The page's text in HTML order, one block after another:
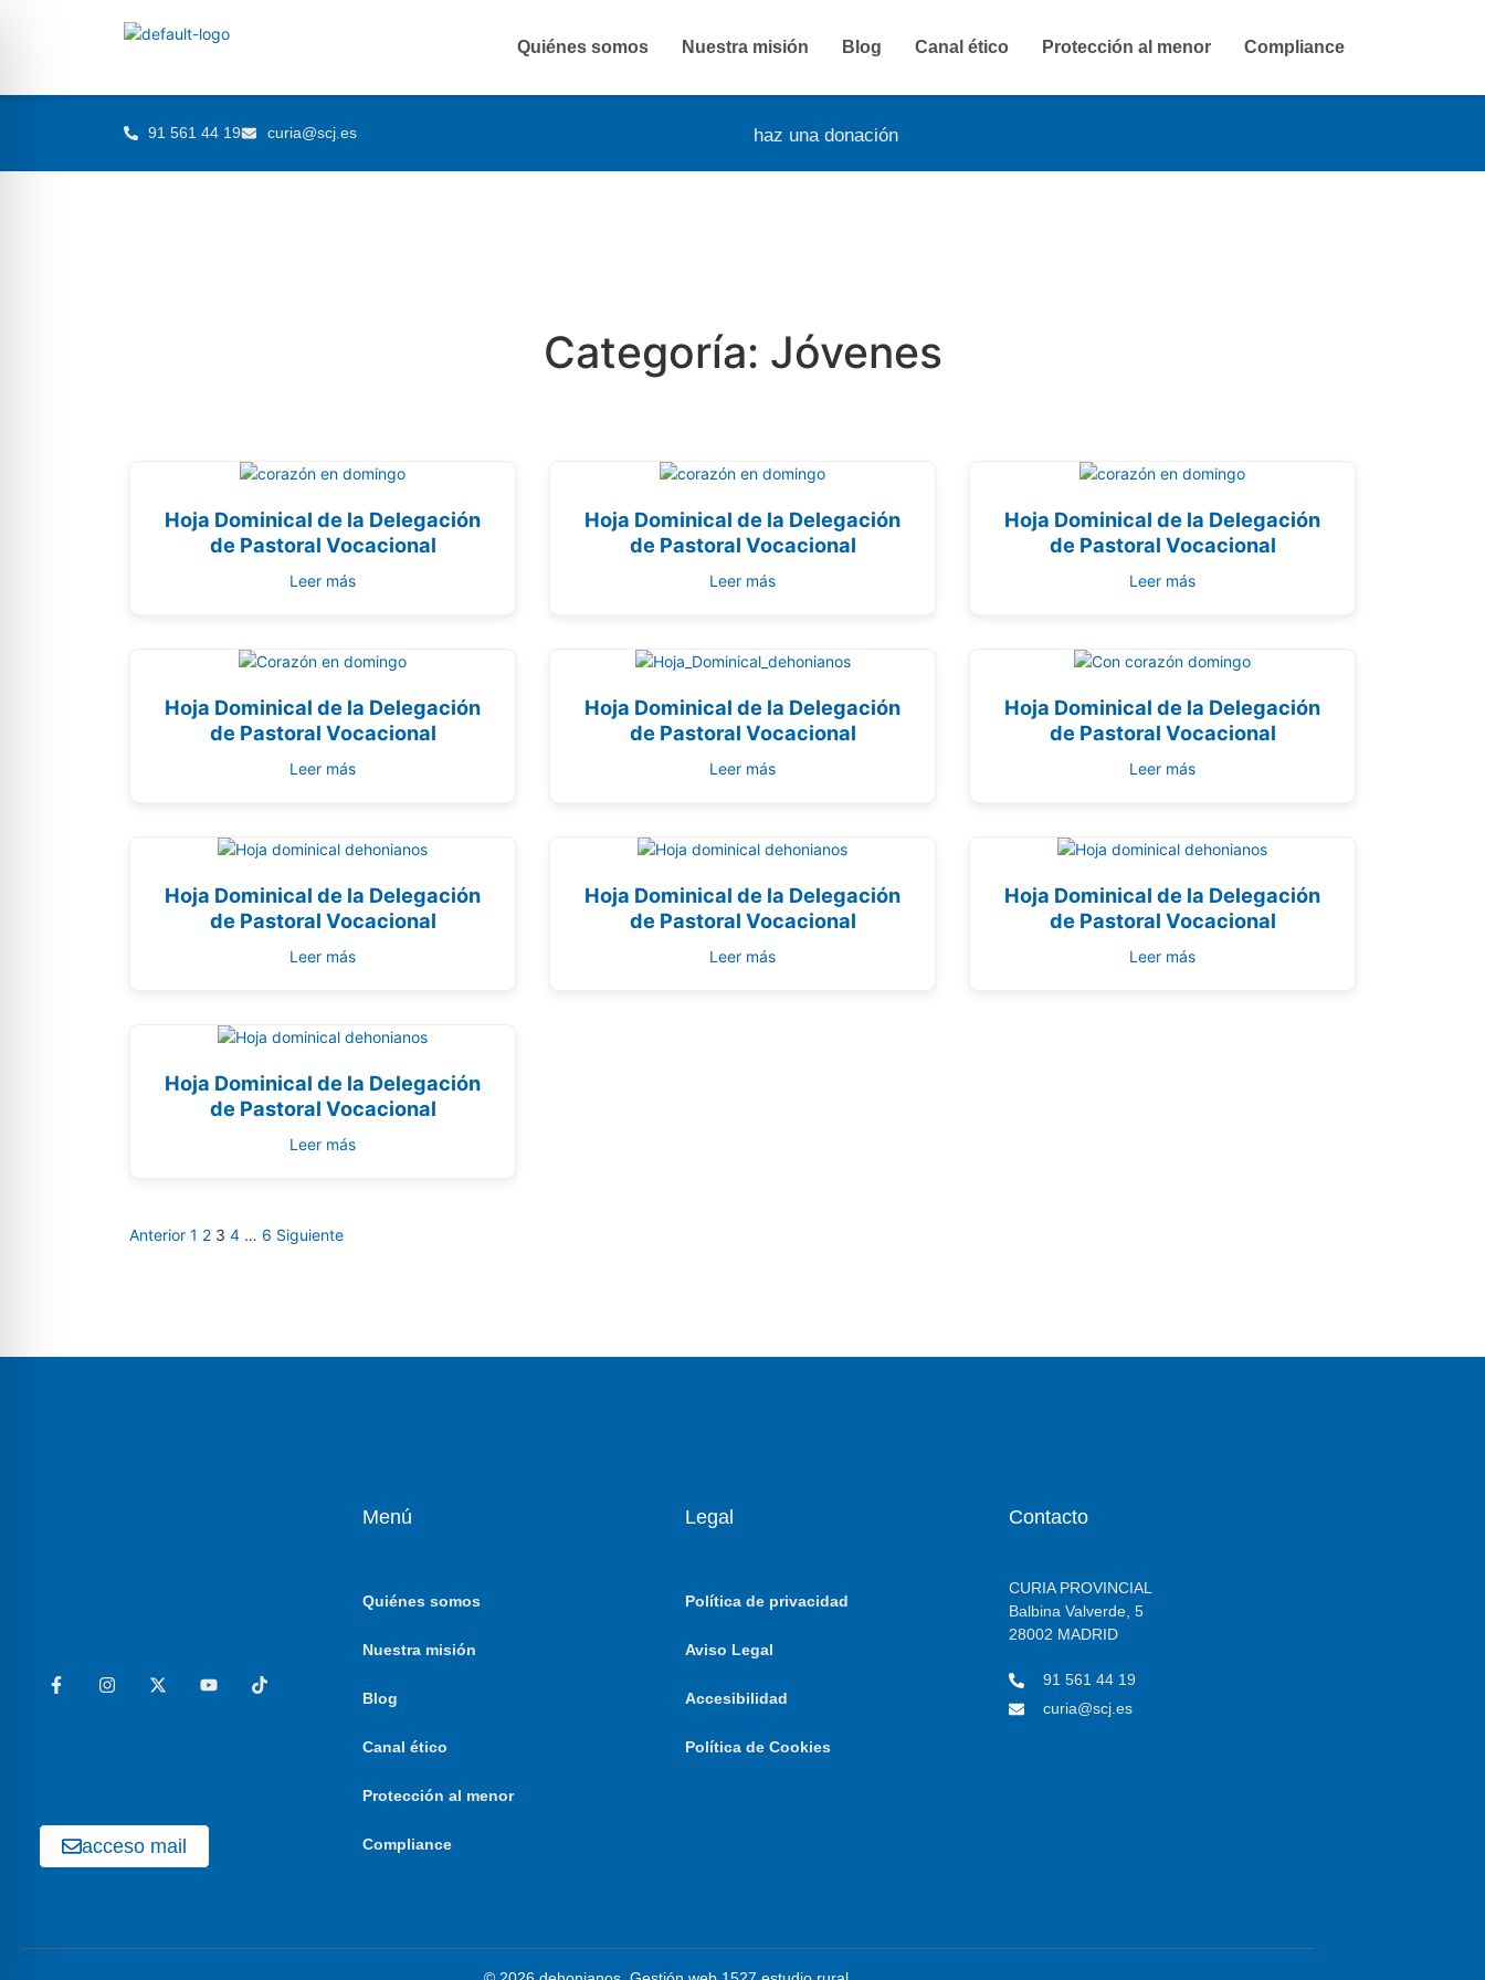
91 561 44 19 curia@scj.es haz una donación
Quiénes somos Nuestra misión Blog Canal ético Protección al menor Compliance
Categoría: Jóvenes
Hoja Dominical de la Delegación
de Pastoral Vocacional
Leer más
Hoja Dominical de la Delegación
de Pastoral Vocacional
Leer más
Hoja Dominical de la Delegación
de Pastoral Vocacional
Leer más
Hoja Dominical de la Delegación
de Pastoral Vocacional
Leer más
Hoja Dominical de la Delegación
de Pastoral Vocacional
Leer más
Hoja Dominical de la Delegación
de Pastoral Vocacional
Leer más
Hoja Dominical de la Delegación
de Pastoral Vocacional
Leer más
Hoja Dominical de la Delegación
de Pastoral Vocacional
Leer más
Hoja Dominical de la Delegación
de Pastoral Vocacional
Leer más
Hoja Dominical de la Delegación
de Pastoral Vocacional
Leer más
Anterior 1 2 3 4 … 6 Siguiente
acceso mail
Menú
Quiénes somos
Nuestra misión
Blog
Canal ético
Protección al menor
Compliance
Legal
Política de privacidad
Aviso Legal
Accesibilidad
Política de Cookies
Contacto
CURIA PROVINCIAL
Balbina Valverde, 5
28002 MADRID
91 561 44 19
curia@scj.es